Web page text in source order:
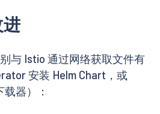
与 Istio 通过网络获取文件有
安装 Helm Chart，或
器）：